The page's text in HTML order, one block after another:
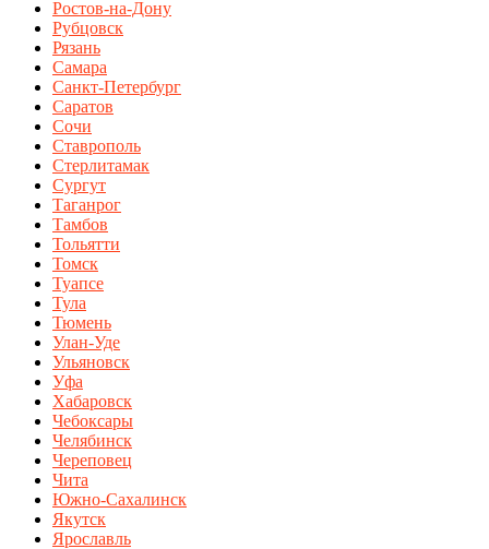
Ростов-на-Дону
Рубцовск
Рязань
Самара
Санкт-Петербург
Саратов
Сочи
Ставрополь
Стерлитамак
Сургут
Таганрог
Тамбов
Тольятти
Томск
Туапсе
Тула
Тюмень
Улан-Уде
Ульяновск
Уфа
Хабаровск
Чебоксары
Челябинск
Череповец
Чита
Южно-Сахалинск
Якутск
Ярославль